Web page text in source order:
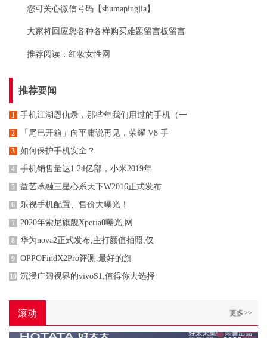
您可关心微信号码【shumapingjia】
大家将回应您各种各样购买难题留言板留言
推荐阅读： 红妆女性网
推荐要闻
1 手机江湖恩仇录，那些年我们用过的手机（一
2 「尾巴开箱」向平庸说再见，荣耀 V8 手
3 如何保护手机安全？
4 手机销售量达1.24亿部，小米2019年
5 益艺承融三星心系天下W2016正式发布
6 乐视手机配置、售价大曝光！
7 2020年索尼旗舰Xperia0曝光,网
8 华为nova2正式发布,主打颜值拍照,仅
9 OPPOFindX2Pro评测:最好的旗
10 沉浸广阔视界的vivoS1,值得你去选择
滚动 更多>>